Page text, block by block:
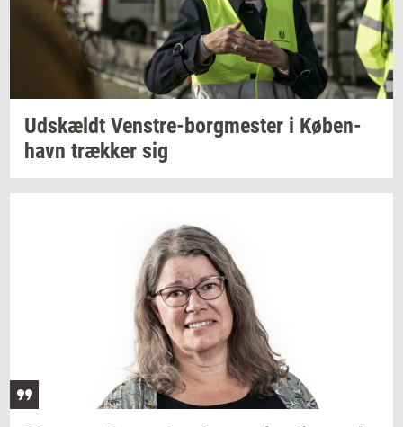
Ud­skældt Venstre-​borgmester i Kø­ben­
havn træk­ker sig